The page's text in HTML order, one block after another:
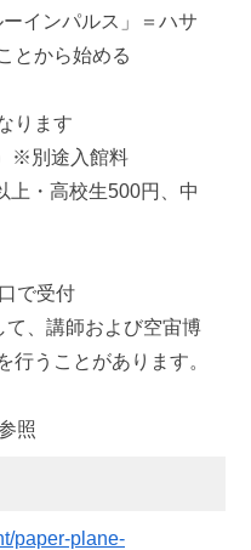
インパルス」＝ハサ
とから始める
ります
※別途入館料
・高校生500円、中
で受付
、講師および空宙博
行うことがあります。
照
paper-plane-